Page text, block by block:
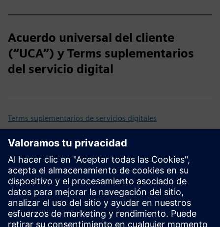
Acuerdo universal del cliente
(“UCA”) y Terms suplementarios
del servicio digital
Terms suplementarios de servicios digitales
Acuerdo Universal del Cliente (UCA)
Versiones anteriores y
retiradas